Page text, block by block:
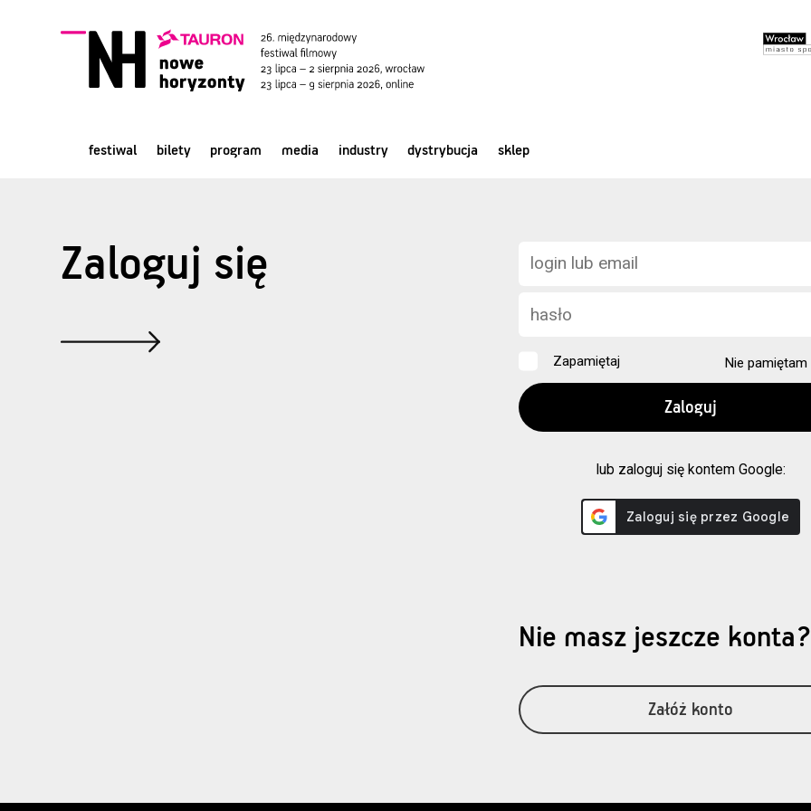
festiwal bilety program media industry dystrybucja sklep
Zaloguj się
Zapamiętaj Nie pamiętam
lub zaloguj się kontem Google:
Nie masz jeszcze konta?
Załóż konto